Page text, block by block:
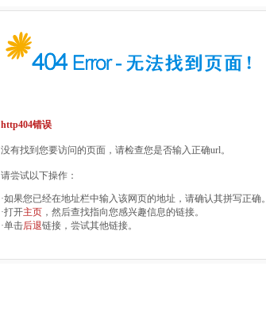
http404错误
没有找到您要访问的页面，请检查您是否输入正确url。
请尝试以下操作：
·如果您已经在地址栏中输入该网页的地址，请确认其拼写正确。
·打开主页 ，然后查找指向您感兴趣信息的链接。
·单击后退链接，尝试其他链接。